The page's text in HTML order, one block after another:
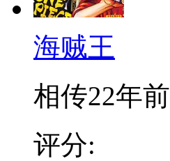
海贼王
相传22年
评分: